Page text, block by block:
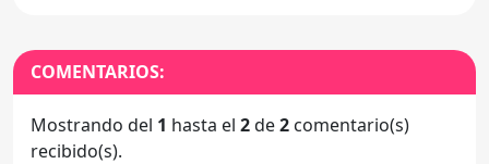
COMENTARIOS:
Mostrando del 1 hasta el 2de2 comentario(s)
recibido(s).